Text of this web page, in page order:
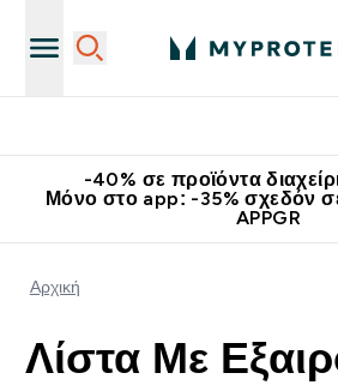
-40% σε προϊόντα
Μόνο στο app: -35% σχεδόν
APPGR
Αρχική
Λίστα Με